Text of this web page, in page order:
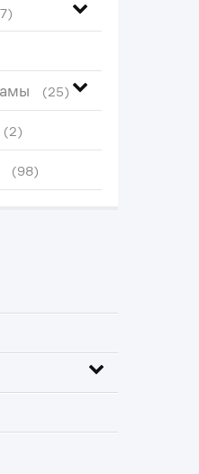
(25)
(2)
(98)